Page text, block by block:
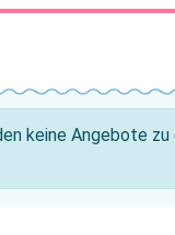
keine Angebote